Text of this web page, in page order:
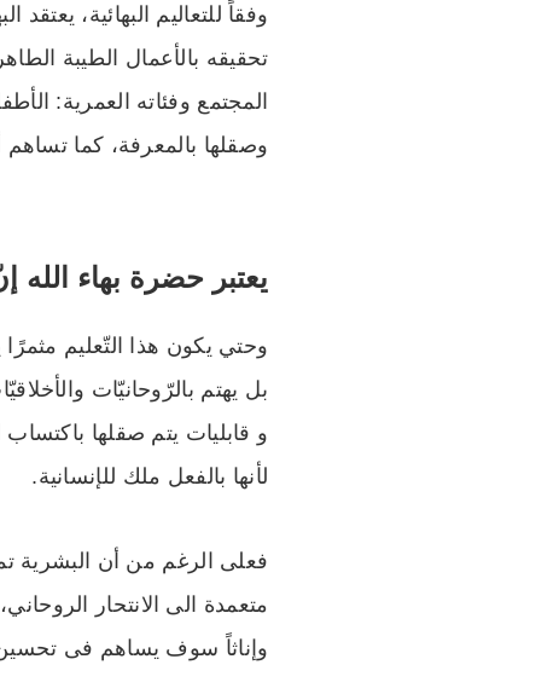
وفقاً للتعاليم البهائية،
تحقيقه بالأعمال الطيبة
المجتمع وفئاته العمرية:
وصقلها بالمعرفة، كما تساهم
يعتبر حضرة بهاء الله
وحتي يكون هذا التّعليم
بل يهتم بالرّوحانيّات
و قابليات يتم صقلها
لأنها بالفعل ملك للإنسانية.
فعلى الرغم من أن البشرية
متعمدة الى الانتحار الروحاني،
وإناثاً سوف يساهم فى تحسين